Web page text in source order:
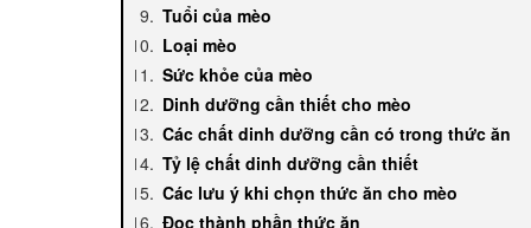
Tuổi của mèo
Loại mèo
Sức khỏe của mèo
Dinh dưỡng cần thiết cho mèo
Các chất dinh dưỡng cần có trong thức ăn
Tỷ lệ chất dinh dưỡng cần thiết
Các lưu ý khi chọn thức ăn cho mèo
Đọc thành phần thức ăn